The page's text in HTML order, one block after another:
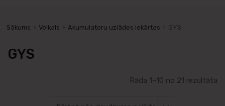
Sākums Veikals Akumulatoru uzlādes iekārtas GYS
GYS
Rāda 1–10 no 21 rezultāta